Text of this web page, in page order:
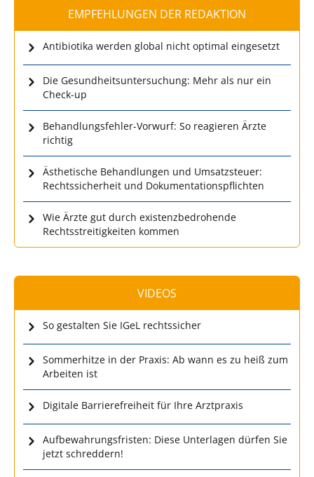
EMPFEHLUNGEN DER REDAKTION
Antibiotika werden global nicht optimal eingesetzt
Die Gesundheitsuntersuchung: Mehr als nur ein
Check-up
Behandlungsfehler-Vorwurf: So reagieren Ärzte
richtig
Ästhetische Behandlungen und Umsatzsteuer:
Rechtssicherheit und Dokumentationspflichten
Wie Ärzte gut durch existenzbedrohende
Rechtsstreitigkeiten kommen
VIDEOS
So gestalten Sie IGeL rechtssicher
Sommerhitze in der Praxis: Ab wann es zu heiß zum
Arbeiten ist
Digitale Barrierefreiheit für Ihre Arztpraxis
Aufbewahrungsfristen: Diese Unterlagen dürfen Sie
jetzt schreddern!